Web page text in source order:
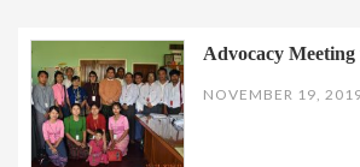
Advocacy
NOVEMBER 19,